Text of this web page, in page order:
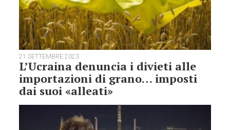
21 SETTEMBRE 2023
L’Ucraina denuncia i divieti alle
importazioni di grano… imposti
dai suoi «alleati»